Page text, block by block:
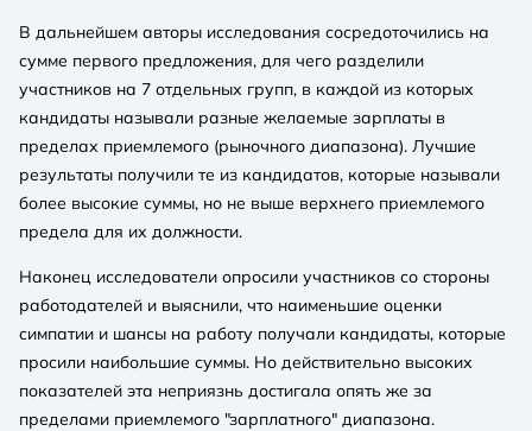
В дальнейшем авторы исследования сосредоточились на
сумме первого предложения, для чего разделили
участников на 7 отдельных групп, в каждой из которых
кандидаты называли разные желаемые зарплаты в
пределах приемлемого (рыночного диапазона). Лучшие
результаты получили те из кандидатов, которые называли
более высокие суммы, но не выше верхнего приемлемого
предела для их должности.
Наконец исследователи опросили участников со стороны
работодателей и выяснили, что наименьшие оценки
симпатии и шансы на работу получали кандидаты, которые
просили наибольшие суммы. Но действительно высоких
показателей эта неприязнь достигала опять же за
пределами приемлемого "зарплатного" диапазона.